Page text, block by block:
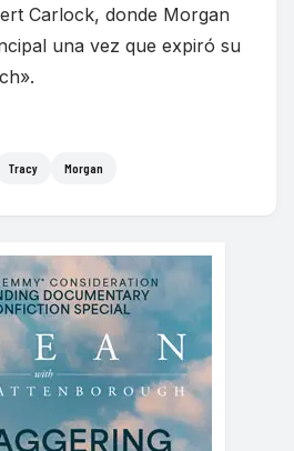
Carlock, donde Morgan
una vez que expiró su
Tracy Morgan